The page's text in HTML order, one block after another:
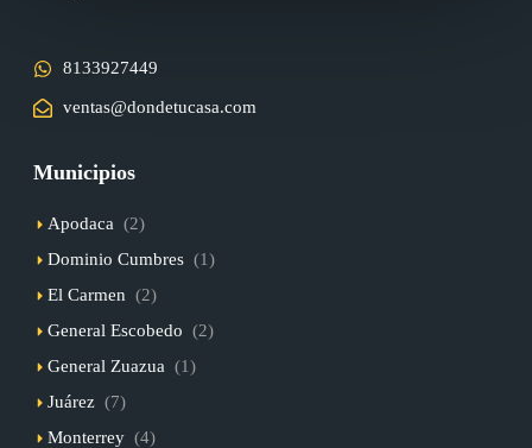
8133927449
ventas@dondetucasa.com
Municipios
Apodaca (2)
Dominio Cumbres (1)
El Carmen (2)
General Escobedo (2)
General Zuazua (1)
Juárez (7)
Monterrey (4)